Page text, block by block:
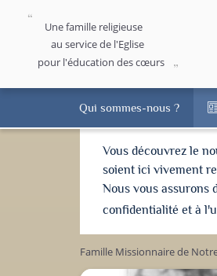
Une famille religieuse
au service de l'Eglise
pour l'éducation des cœurs
Qui sommes-nous ?
Vous découvrez le
soient ici vivement
Nous vous assurons
confidentialité et à
Famille Missionnaire de